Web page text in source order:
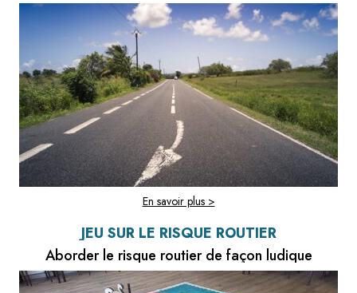
En savoir plus >
JEU SUR LE RISQUE ROUTIER
Aborder le risque routier de façon ludique